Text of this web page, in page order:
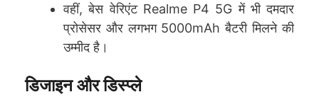
वहीं, बेस वेरिएंट Realme P4 5G में भी दमदार
प्रोसेसर और लगभग 5000mAh बैटरी मिलने की
उम्मीद है।
डिजाइन और डिस्प्ले